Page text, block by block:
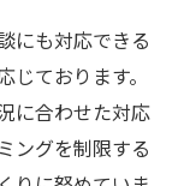
にも対応できる
ております。
に合わせた対応
ングを制限する